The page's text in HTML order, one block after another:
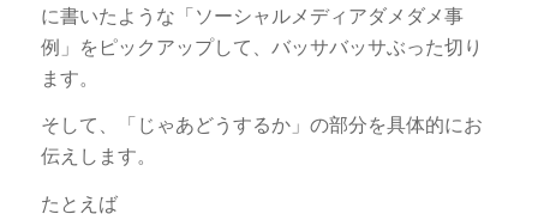
に書いたような「ソーシャルメディアダメダメ事
例」をピックアップして、バッサバッサぶった切り
ます。
そして、「じゃあどうするか」の部分を具体的にお
伝えします。
たとえば